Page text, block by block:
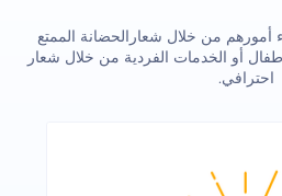
خلال شعارالحضانة الممتع
الفردية من خلال شعار